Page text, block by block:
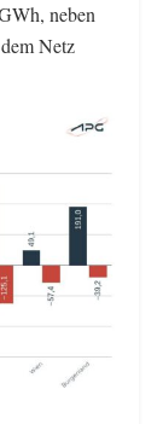
neben
Netz